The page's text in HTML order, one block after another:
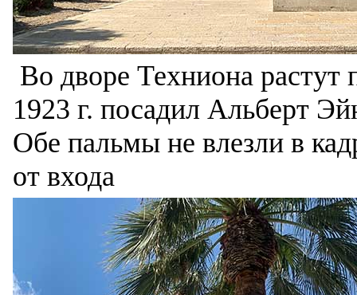
Во дворе Техниона
1923 г. посадил Альберт
Обе пальмы не влезли в
от входа